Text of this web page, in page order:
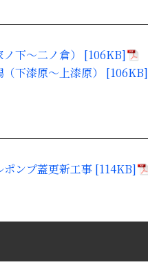
下～二ノ倉） [106KB]
下漆原～上漆原） [106KB]
ンプ蓋更新工事 [114KB]